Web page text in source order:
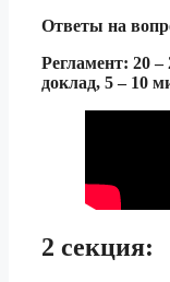
Ответы на
Регламент: 20
доклад, 5 – 10
2 секция: